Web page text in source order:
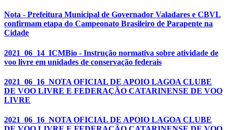
Nota - Prefeitura Municipal de Governador Valadares e CBVL
confirmam etapa do Campeonato Brasileiro de Parapente na
Cidade
2021_06_14_ICMBio - Instrução normativa sobre atividade de
voo livre em unidades de conservação federais
2021_06_16_NOTA OFICIAL DE APOIO LAGOA CLUBE
DE VOO LIVRE E FEDERAÇÃO CATARINENSE DE VOO
LIVRE
2021_06_16_NOTA OFICIAL DE APOIO LAGOA CLUBE